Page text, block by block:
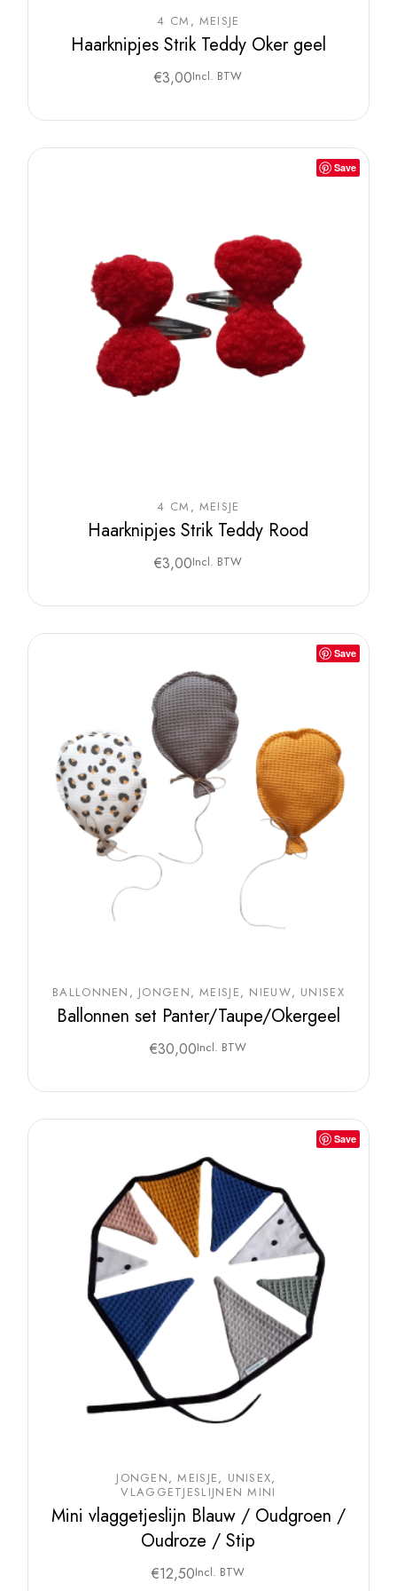
4 CM MEISJE
Haarknipjes Strik Teddy Oker geel
€3,00Incl. BTW
Save
4 CM MEISJE
Haarknipjes Strik Teddy Rood
€3,00Incl. BTW
Save
BALLONNEN JONGEN MEISJE NIEUW UNISEX
Ballonnen set Panter/Taupe/Okergeel
€30,00Incl. BTW
Save
JONGEN MEISJE
UNISEX
VLAGGETJESLIJNEN MINI
Mini vlaggetjeslijn Blauw / Oudgroen /
Oudroze / Stip
€12,50Incl. BTW